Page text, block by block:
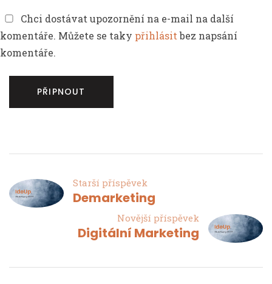
Chci dostávat upozornění na e-mail na další
komentáře. Můžete se taky přihlásitbez napsání
komentáře.
Starší příspěvek
Demarketing
Novější příspěvek
Digitální Marketing